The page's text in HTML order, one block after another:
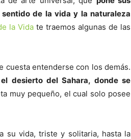
de la vida y la naturaleza
la Vida te traemos algunas de las
cuesta entenderse con los demás.
desierto del Sahara, donde se
muy pequeño, el cual solo posee
su vida, triste y solitaria, hasta la